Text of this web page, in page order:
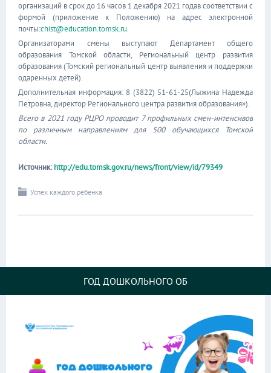
организаций в срок до 16 часов 1 декабря 2021 годав соответствии с
формой (приложение к Положению) на адрес электронной
почты:chist@education.tomsk.ru.
Организаторами смены выступают Департамент общего
образования Томской области, Региональный центр развития
образования (Томский региональный центр выявления и поддержки
одаренных детей).
Дополнительная информация: 8 (3822) 51-61-25(Лыжина Надежда
Петровна, директор Регионального центра развития образования»).
Всего в 2021 году РЦРО проводит 7 профильных смен-интенсивов
по различным направлениям для 500 обучающихся Томской
области.
Источник: http://edu.tomsk.gov.ru/news/front/view/id/79349
Успех каждого ребенка
ГОД ДОШКОЛЬНОГО ОБ